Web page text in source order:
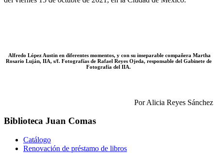
Alfredo López Austin en diferentes momentos, y con su inseparable compañera Martha
Rosario Luján, IIA, s/f. Fotografías de Rafael Reyes Ojeda, responsable del Gabinete de
Fotografía del IIA.
Por Alicia Reyes Sánchez
Biblioteca Juan Comas
Catálogo
Renovación de préstamo de libros